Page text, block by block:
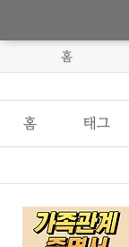
홈
홈 태그